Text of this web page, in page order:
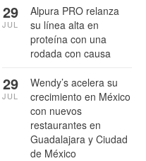
Alpura PRO relanza
su línea alta en
proteína con una
rodada con causa
29
JUL
Wendy’s acelera su
crecimiento en México
con nuevos
restaurantes en
Guadalajara y Ciudad
de México
29
JUL